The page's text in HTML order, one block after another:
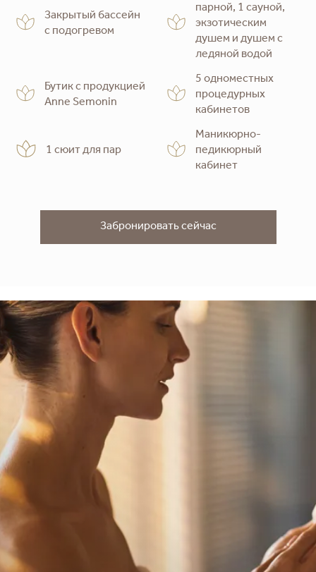
Закрытый бассейн
с подогревом
парной, 1 сауной,
экзотическим
душем и душем с
ледяной водой
Бутик с продукцией
Anne Semonin
5 одноместных
процедурных
кабинетов
1 сюит для пар
Маникюрно-
педикюрный
кабинет
Забронировать сейчас